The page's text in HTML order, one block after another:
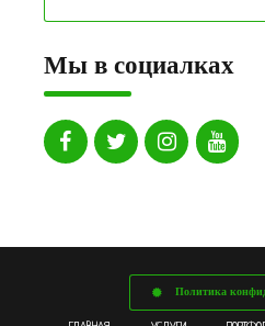
Мы в социалках
Политика